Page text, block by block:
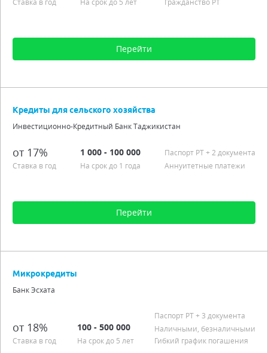
Перейти
Процентная ставка от 16,00%
Гражданство РТ
Подробно
Кредиты для сельского хозяйства
Инвестиционно-Кредитный Банк Таджикистан
от 17%
Ставка в год
1 000 - 100 000
На срок до 1 года
Паспорт РT+ 2 документа
Аннуитетные платежи
Перейти
Процентная ставка от 17,00%
Аннуитетные платежи
Микрокредиты
Банк Эсхата
от 18%
Ставка в год
100 - 500 000
На срок до 5 лет
Паспорт РT+ 3 документа
Наличными, безналичными
Гибкий график погашения